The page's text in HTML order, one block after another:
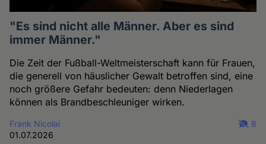
"Es sind nicht alle Männer. Aber es sind
immer Männer."
Die Zeit der Fußball-Weltmeisterschaft kann für Frauen,
die generell von häuslicher Gewalt betroffen sind, eine
noch größere Gefahr bedeuten: denn Niederlagen
können als Brandbeschleuniger wirken.
Frank Nicolai
01.07.2026
8